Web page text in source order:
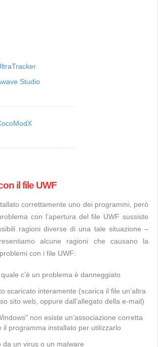
Studio
il file UWF
correttamente uno dei programmi, però
con l’apertura del file UWF sussiste
ragioni diverse di una tale situazione –
alcune ragioni che causano la
con i file UWF:
c’è un problema è danneggiato
scaricato interamente (scarica il file un’altra
sito web, oppure dall’allegato della e-mail)
non esiste un’associazione corretta
il programma installato per utilizzarlo
da un virus o un malware